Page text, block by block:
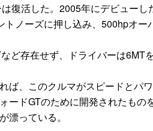
復活した。2005年にデビュー
ノーズに押し込み、500hpオー
ど存在せず、ドライバーは6MT
ば、このクルマがスピードとパ
ードGTのために開発されたも
漂っている。